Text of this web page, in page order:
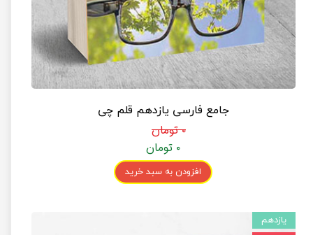
جامع فارسی یازدهم قلم چی
۰ تومان
۰ تومان
افزودن به سبد خرید
یازدهم